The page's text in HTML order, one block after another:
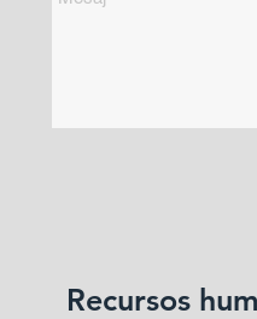
Recursos